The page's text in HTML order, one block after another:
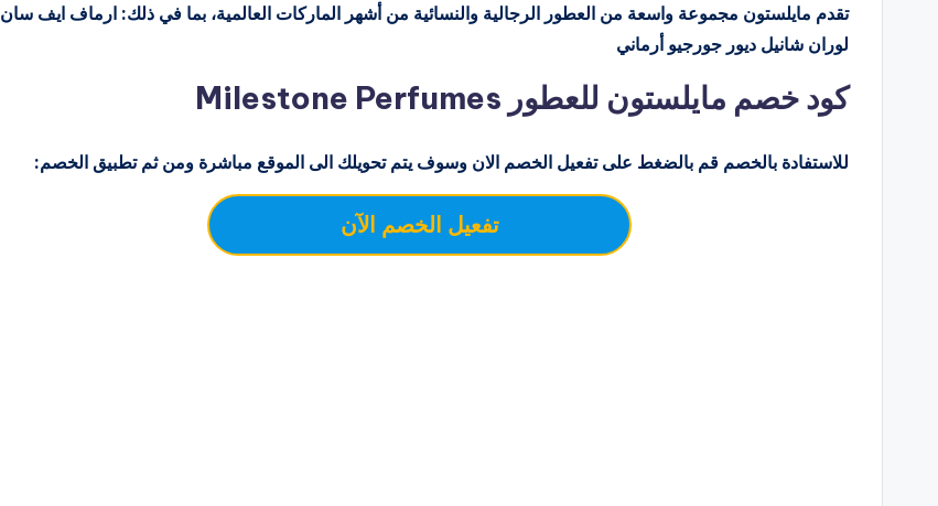
تقدم مايلستون مجموعة واسعة من العطور الرجالية والنسائية من أشهر الماركات العالمية، بما في ذلك: ارماف ايف سان
لوران شانيل ديور جورجيو أرماني
كود خصم مايلستون للعطور Milestone Perfumes
للاستفادة بالخصم قم بالضغط على تفعيل الخصم الان وسوف يتم تحويلك الى الموقع مباشرة ومن ثم تطبيق الخصم:
تفعيل الخصم الآن